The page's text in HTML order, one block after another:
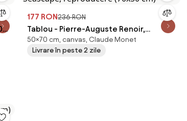
177 RON236 RON
Tablou - Pierre-Auguste Renoir,
Seascape, reproducere (70x50 cm)
50×70 cm, canvas, Claude Monet
Livrare în peste 2 zile